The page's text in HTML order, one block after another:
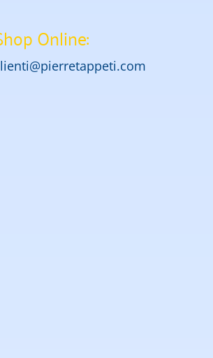
Online: